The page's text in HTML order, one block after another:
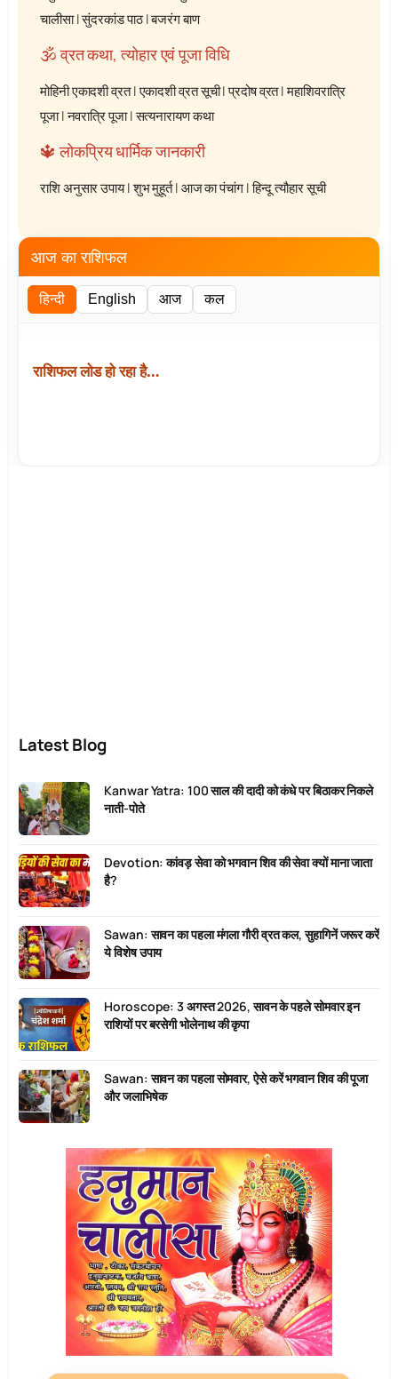
चालीसा|सुंदरकांड पाठ|बजरंग बाण
🕉️ व्रत कथा, त्योहार एवं पूजा विधि
मोहिनी एकादशी व्रत|एकादशी व्रत सूची|प्रदोष व्रत|महाशिवरात्रि
पूजा|नवरात्रि पूजा|सत्यनारायण कथा
🔱 लोकप्रिय धार्मिक जानकारी
राशि अनुसार उपाय|शुभ मुहूर्त|आज का पंचांग|हिन्दू त्यौहार सूची
आज का राशिफल
हिन्दी English आज कल
राशिफल लोड हो रहा है…
Latest Blog
Kanwar Yatra: 100 साल की दादी को कंधे पर बिठाकर निकले
नाती-पोते
Devotion: कांवड़ सेवा को भगवान शिव की सेवा क्यों माना जाता
है?
Sawan: सावन का पहला मंगला गौरी व्रत कल, सुहागिनें जरूर करें
ये विशेष उपाय
Horoscope: 3 अगस्त 2026, सावन के पहले सोमवार इन
राशियों पर बरसेगी भोलेनाथ की कृपा
Sawan: सावन का पहला सोमवार, ऐसे करें भगवान शिव की पूजा
और जलाभिषेक